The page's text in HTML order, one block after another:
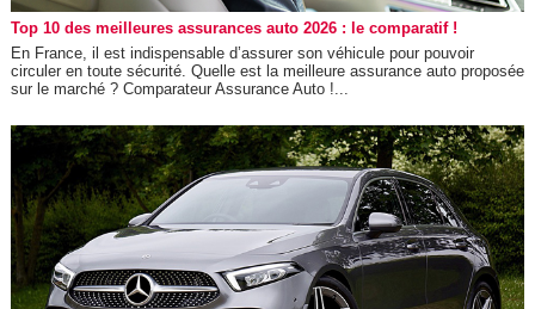
Top 10 des meilleures assurances auto 2026 : le comparatif !
En France, il est indispensable d’assurer son véhicule pour pouvoir
circuler en toute sécurité. Quelle est la meilleure assurance auto proposée
sur le marché ? Comparateur Assurance Auto !...